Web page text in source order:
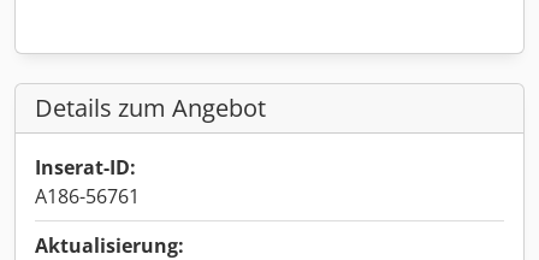
Details zum Angebot
Inserat-ID:
A186-56761
Aktualisierung: